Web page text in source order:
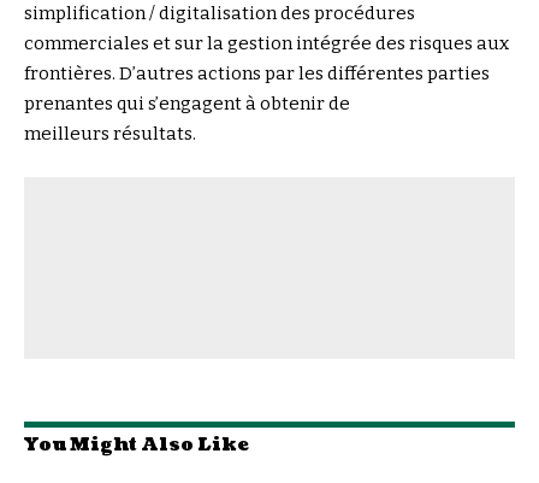
simplification / digitalisation des procédures
commerciales et sur la gestion intégrée des risques aux
frontières. D’autres actions par les différentes parties
prenantes qui s’engagent à obtenir de
meilleurs résultats.
You Might Also Like